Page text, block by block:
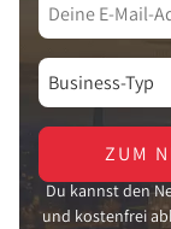
ZUM
Du kannst den
und kostenfrei